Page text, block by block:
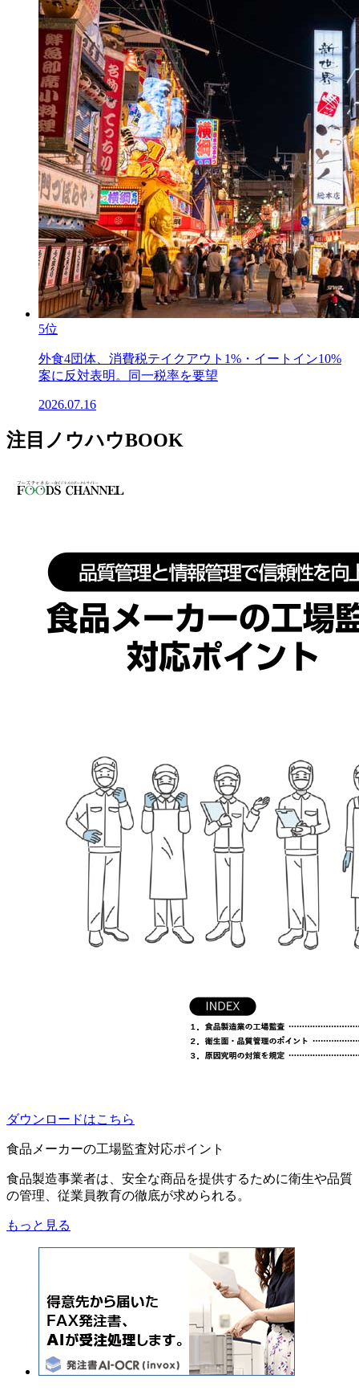
5位
外食4団体、消費税テイクアウト1%・イートイン10%
案に反対表明。同一税率を要望
2026.07.16
注目ノウハウBOOK
ダウンロードはこちら
食品メーカーの工場監査対応ポイント
食品製造事業者は、安全な商品を提供するために衛生や品質
の管理、従業員教育の徹底が求められる。
もっと見る